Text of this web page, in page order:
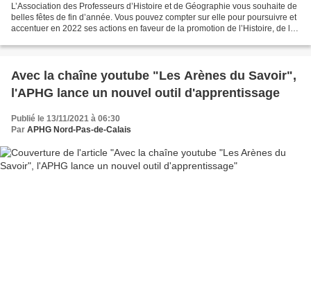
L’Association des Professeurs d’Histoire et de Géographie vous souhaite de
belles fêtes de fin d’année. Vous pouvez compter sur elle pour poursuivre et
accentuer en 2022 ses actions en faveur de la promotion de l’Histoire, de la
Avec la chaîne youtube "Les Arènes du Savoir",
l'APHG lance un nouvel outil d'apprentissage
Publié le 13/11/2021 à 06:30
Par APHG Nord-Pas-de-Calais